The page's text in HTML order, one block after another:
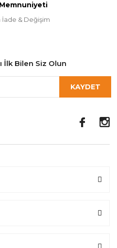
İade & Değişim
İlk Bilen Siz Olun
KAYDET